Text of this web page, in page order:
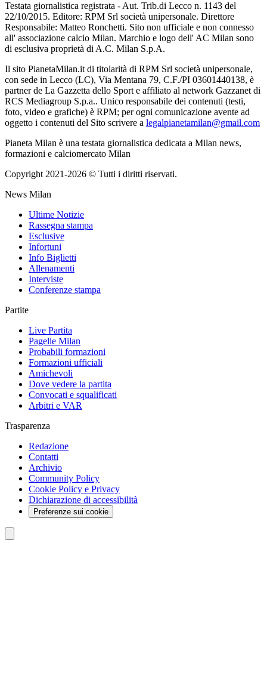
Testata giornalistica registrata - Aut. Trib.di Lecco n. 1143 del
22/10/2015. Editore: RPM Srl società unipersonale. Direttore
Responsabile: Matteo Ronchetti. Sito non ufficiale e non connesso
all' associazione calcio Milan. Marchio e logo dell' AC Milan sono
di esclusiva proprietà di A.C. Milan S.p.A.
Il sito PianetaMilan.it di titolarità di RPM Srl società unipersonale,
con sede in Lecco (LC), Via Mentana 79, C.F./PI 03601440138, è
partner de La Gazzetta dello Sport e affiliato al network Gazzanet di
RCS Mediagroup S.p.a.. Unico responsabile dei contenuti (testi,
foto, video e grafiche) è RPM; per ogni comunicazione avente ad
oggetto i contenuti del Sito scrivere a legalpianetamilan@gmail.com
Pianeta Milan è una testata giornalistica dedicata a Milan news,
formazioni e calciomercato Milan
Copyright 2021-2026 © Tutti i diritti riservati.
News Milan
Ultime Notizie
Rassegna stampa
Esclusive
Infortuni
Info Biglietti
Allenamenti
Interviste
Conferenze stampa
Partite
Live Partita
Pagelle Milan
Probabili formazioni
Formazioni ufficiali
Amichevoli
Dove vedere la partita
Convocati e squalificati
Arbitri e VAR
Trasparenza
Redazione
Contatti
Archivio
Community Policy
Cookie Policy e Privacy
Dichiarazione di accessibilità
Preferenze sui cookie